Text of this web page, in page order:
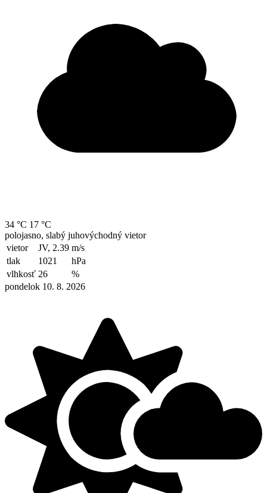
34 °C 17 °C
polojasno, slabý juhovýchodný vietor
vietor
JV, 2.39 m/s
tlak
1021
hPa
vlhkosť 26
%
pondelok 10. 8. 2026